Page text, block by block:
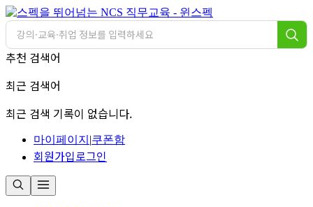
추천 검색어
최근 검색어
최근 검색 기록이 없습니다.
마이페이지 |쿠폰함
회원가입로그인